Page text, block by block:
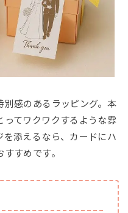
別感のあるラッピング。本
ってワクワクするような雰
を添えるなら、カードにハ
すめです。